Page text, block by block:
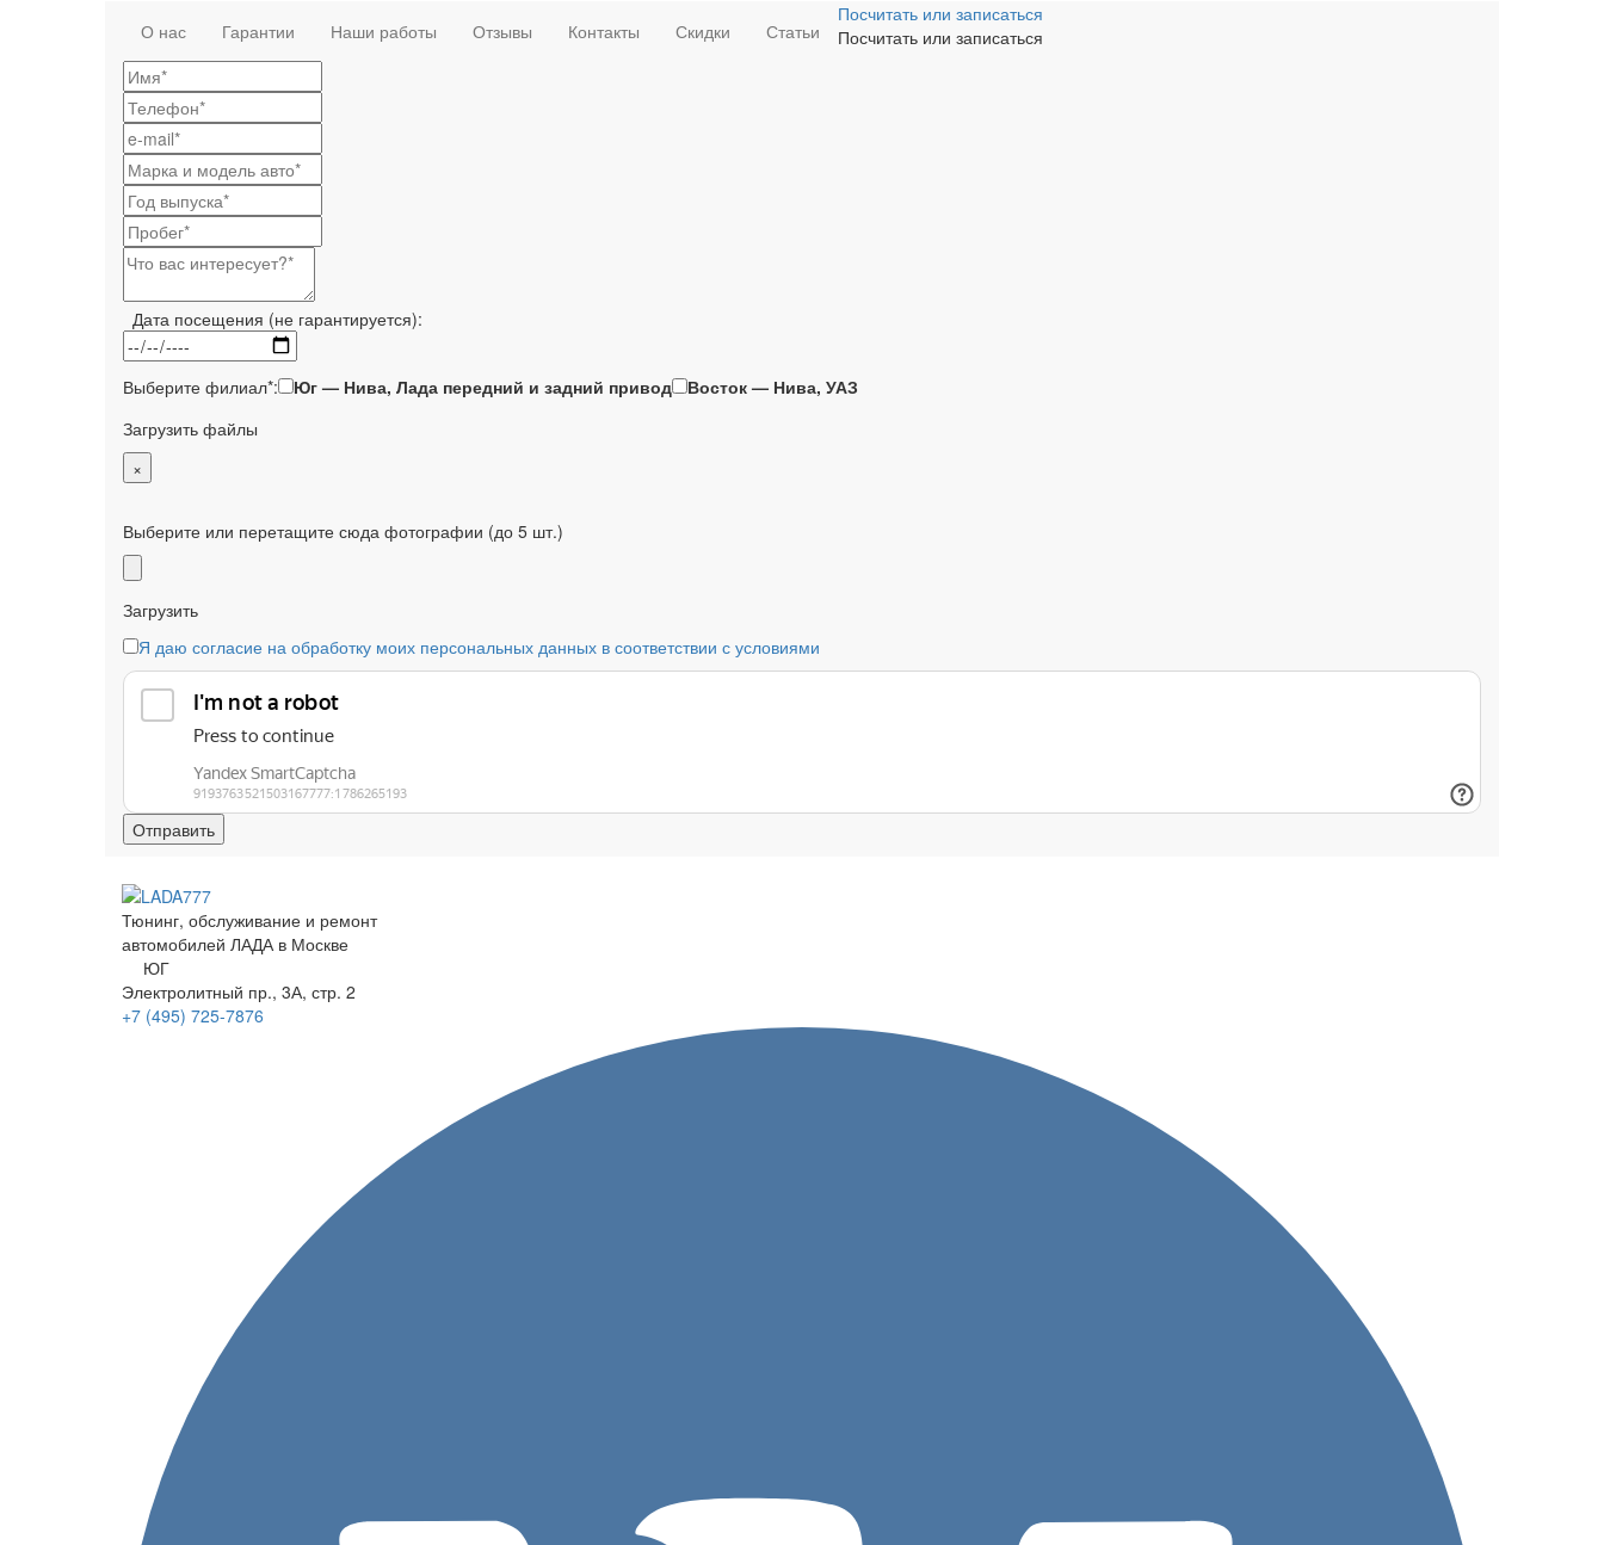
О нас Гарантии Наши работы Отзывы Контакты Скидки Статьи
Посчитать или записаться
Посчитать или записаться
Дата посещения (не гарантируется):
Выберите филиал*: Юг — Нива, Лада передний и задний привод
Восток — Нива, УАЗ
Загрузить файлы
×
Выберите или перетащите сюда фотографии (до 5 шт.)
Загрузить
Я даю согласие на обработку моих персональных данных в соответствии с условиями
Тюнинг, обслуживание и ремонт
автомобилей ЛАДА в Москве
ЮГ
Электролитный пр., 3А, стр. 2
+7 (495) 725-7876